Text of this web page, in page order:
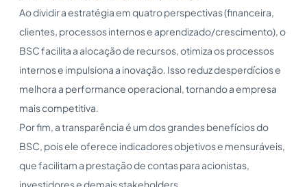
Ao dividir a estratégia em quatro perspectivas (financeira,
clientes, processos internos e aprendizado/crescimento), o
BSC facilita a alocação de recursos, otimiza os processos
internos e impulsiona a inovação. Isso reduz desperdícios e
melhora a performance operacional, tornando a empresa
mais competitiva.
Por fim, a transparência é um dos grandes benefícios do
BSC, pois ele oferece indicadores objetivos e mensuráveis,
que facilitam a prestação de contas para acionistas,
investidores e demais stakeholders.